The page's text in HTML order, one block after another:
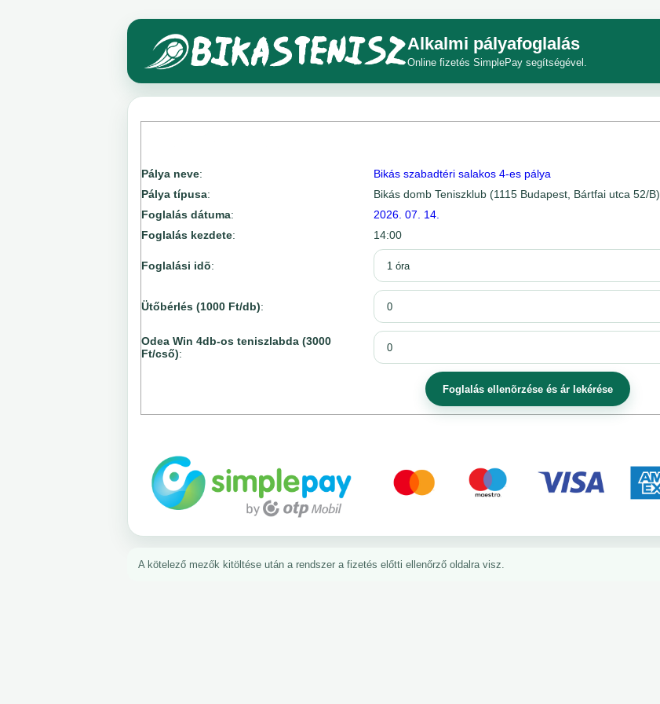
Alkalmi pályafoglalás
Online fizetés SimplePay segítségével.
Pálya neve:
Bikás szabadtéri salakos 4-es pálya
Pálya típusa:
Bikás domb Teniszklub (1115 Budapest, Bártfai utca 52/B)
Foglalás dátuma:
2026. 07. 14.
Foglalás kezdete: 14:00
Foglalási idõ:
Ütőbérlés (1000 Ft/db):
Odea Win 4db-os teniszlabda (3000
Ft/cső):
A kötelező mezők kitöltése után a rendszer a fizetés előtti ellenőrző oldalra visz.